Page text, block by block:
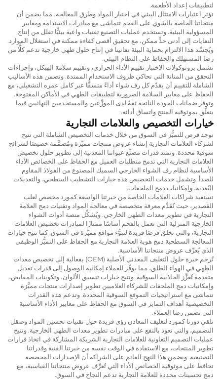
لتطبيقات إعداد الأطعمة.
تؤثر اعتبارات الامتثال البيئي في اختيار المواد وطرق المعالجة، مما يضمن أن
منتجاتنا الخاصة بالشوي على الفحم تتماشى مع مبادرات الاستدامة ومعايير
المسؤولية البيئية. وتستخدم عمليات التصنيع تقنيات واعية بيئيًّا تقلل من إنتاج
النفايات إلى أدنى حدٍّ ممكن، مع تحقيق أقصى كفاءة ممكنة في استغلال الموارد.
ويُجسِّد هذا الالتزام بحماية البيئة تفانينا في إنتاج حلول طهي خارجية تدعم كلًّا من
رضا المستهلك والحفاظ على النظام البيئي.
تشمل بروتوكولات الاختبار تقييم الأداء الحراري، وتقييم سلامة الهيكل، وإجراءات
التحقق من المتانة التي تحاكي ظروف الاستخدام الممتدة. وتضمن هذه الأساليب
الشاملة للتقييم أن يقدّم كل رف شواء أداءً متسقًّا عبر كامل عمره التشغيلي، مع
الحفاظ على معايير السلامة الضرورية لتطبيقات الطهي في الأماكن المفتوحة.
وتوفر ضمانات الجودة الناتجة ثقةً لدى الموزِّعين والمستخدمين النهائيين فيما
يتعلَّق بموثوقية المنتج واتساق أدائه.
خيارات التخصيص والعلامات التجارية
توجد فرص للتميُّز في السوق من خلال خدمات التخصيص الشاملة التي تتيح
لشركاء العلامات التجارية إنشاء عروض منتجات مميَّزة ومُصمَّمة خصيصًا لشرائح
سوقية محددة. وتمتد قدرات مصنِّع عبواتنا المعدنية إلى تطوير حلول تخصيص
العلامات التجارية التي تدمج متطلبات العميل مع الحفاظ على الخصائص الأداء
الأساسية لنظام رف الشواء الخارجي السميك المصنوع من الفولاذ المقاوم
للصدأ. وتشمل خدمات التخصيص هذه خيارات التشطيب السطحي، والتعديلات
البُعدية، وإمكانيات دمج الملحقات.
تستفيد شراكات العلامات الخاصة من خبرتنا الواسعة كمورد مخصص لعلب
القصدير، حيث نُقدِّم معرفة متخصصة في معالجة المواد وتقنيات دمج العلامة
التجارية في تطوير معدات الطهي الخارجي. ويُشكِّل منصة أدوات الشواء
الخارجية المنزلية التي تعمل بالفحم أساسًا ممتازًا لمبادرات تخصيص العلامات
التجارية، والتي تخلق فرصًا فريدة لتبوُّء مواقع مميَّزة في السوق. كما تتيح خيارات
المعالجة السطحية دمج هوية العلامة التجارية مع الحفاظ على التميُّز الوظيفي
الذي يُعرِّف عروض منتجاتنا الأساسية.
تُرجم خبرة حلول التغليف المعدني الأصلية (OEM) بفعالية إلى تخصيص معدات
الطهي في الهواء الطلق، مما يوفّر للعملاء إمكانية الوصول إلى قدرات تعديل
متقدمة تُعزِّز الجاذبية السوقية. وتتيح خيارات تنسيق الألوان، وتكوينات المقابض،
وإمكانيات دمج الملحقات للشركاء العلاميين تطوير إصدارات منتجات مميَّزة
تتماشى مع استراتيجيات التموقع السوقية المحددة. وتدعم هذه القدرات
التخصيصية أهداف التمايز في السوق مع الحفاظ على معايير الأداء الأساسية
التي تضمن رضا العملاء.
تلقي دورنا كمورد لتغليف المعادن رؤى فريدة حول تقنيات تحسين المواد وصقل
التصميم، والتي تعود بالنفع على مبادرات تطوير معدات الطهي الخارجية. وتتيح
عمليات التصميم التعاونية للعلامات التجارية الشريكة المشاركة في اتخاذ قرارات
تطوير المنتجات، مع الاستفادة في الوقت نفسه من خبرتنا الفنية وقدراتنا
التصنيعية. ويضمن هذا النهج القائم على الشراكة أن الإصدارات المخصصة
تحافظ على موثوقية الخصائص الأداء التي تُعرِّف عروض منتجاتنا القياسية، مع
دمج تحسينات محددة للعلامة التجارية تدعم النجاح في السوق.